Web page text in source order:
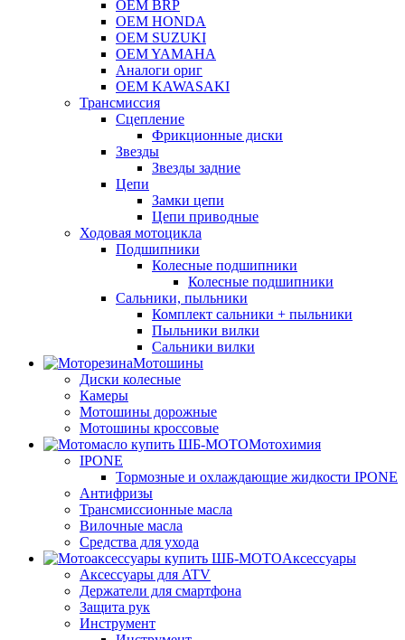
OEM BRP
OEM HONDA
OEM SUZUKI
OEM YAMAHA
Аналоги ориг
OEM KAWASAKI
Трансмиссия
Cцепление
Фрикционные диски
Звезды
Звезды задние
Цепи
Замки цепи
Цепи приводные
Ходовая мотоцикла
Подшипники
Колесные подшипники
Колесные подшипники
Сальники, пыльники
Комплект сальники + пыльники
Пыльники вилки
Сальники вилки
Мотошины
Диски колесные
Камеры
Мотошины дорожные
Мотошины кроссовые
Мотохимия
IPONE
Тормозные и охлаждающие жидкости IPONE
Антифризы
Трансмиссионные масла
Вилочные масла
Средства для ухода
Аксессуары
Аксессуары для ATV
Держатели для смартфона
Защита рук
Инструмент